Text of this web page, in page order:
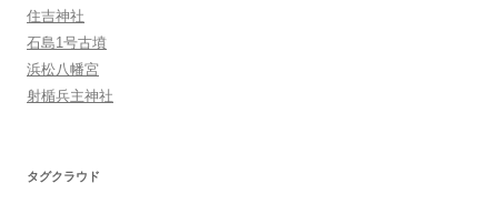
住吉神社
石島1号古墳
浜松八幡宮
射楯兵主神社
タグクラウド